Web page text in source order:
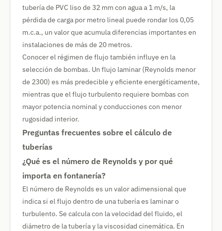
tubería de PVC liso de 32 mm con agua a 1 m/s, la
pérdida de carga por metro lineal puede rondar los 0,05
m.c.a., un valor que acumula diferencias importantes en
instalaciones de más de 20 metros.
Conocer el régimen de flujo también influye en la
selección de bombas. Un flujo laminar (Reynolds menor
de 2300) es más predecible y eficiente energéticamente,
mientras que el flujo turbulento requiere bombas con
mayor potencia nominal y conducciones con menor
rugosidad interior.
Preguntas frecuentes sobre el cálculo de
tuberías
¿Qué es el número de Reynolds y por qué
importa en fontanería?
El número de Reynolds es un valor adimensional que
indica si el flujo dentro de una tubería es laminar o
turbulento. Se calcula con la velocidad del fluido, el
diámetro de la tubería y la viscosidad cinemática. En